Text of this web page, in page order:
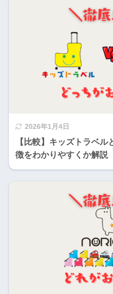
2026年1月4日
【比較】キッズトラベ
徴をわかりやすくか解説